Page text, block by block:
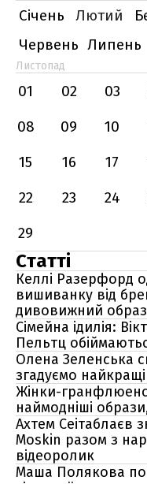
Січень
Лютий
Червень Липень
Листопад
01 02 03
08
09 10
15
16 17
22
23 24
29
Статті
Келлі Разерфорд
вишиванку від
дивовижний образ
Сімейна ідилія:
Пельтц
Олена Зеленська
згадуємо
Жінки-
наймодніші
Ахтем Сеітаблаєв
Moskin разом з
відеоролик
Маша Полякова